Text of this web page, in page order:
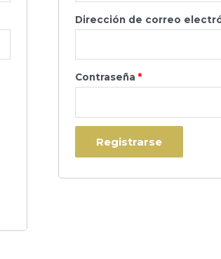
Dirección de correo
Contraseña*
Registrarse